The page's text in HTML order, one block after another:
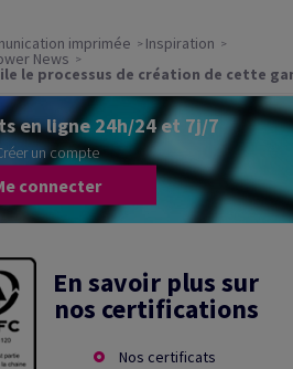
imprimée Inspiration
News
le processus de création de cette
en ligne 24h/24 et 7j/7
un compte
connecter
En savoir plus sur
nos certifications
Nos certificats